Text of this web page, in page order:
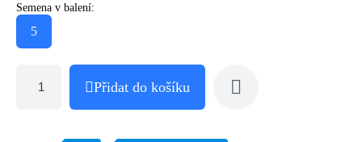
Semena v balení:
5
Přidat do košíku